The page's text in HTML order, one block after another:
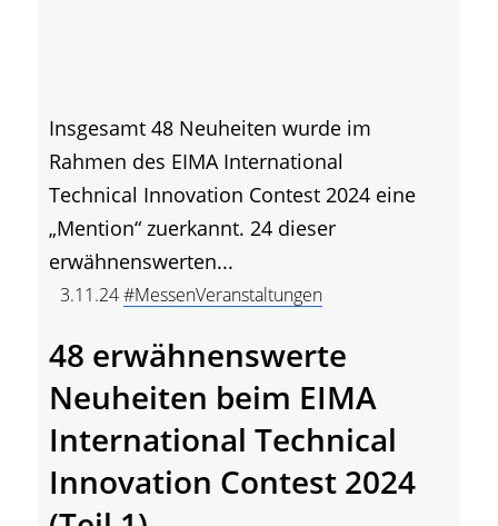
Insgesamt 48 Neuheiten wurde im
Rahmen des EIMA International
Technical Innovation Contest 2024 eine
„Mention“ zuerkannt. 24 dieser
erwähnenswerten...
3.11.24#MessenVeranstaltungen
48 erwähnenswerte
Neuheiten beim EIMA
International Technical
Innovation Contest 2024